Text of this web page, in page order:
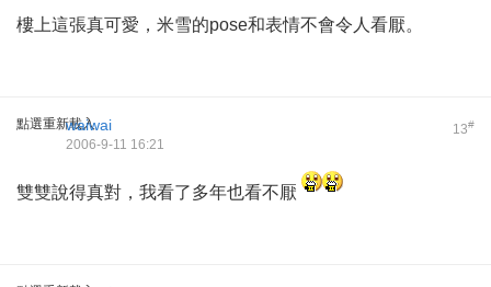
樓上這張真可愛，米雪的pose和表情不會令人看厭。
點選重新載入 13#
waiwai
2006-9-11 16:21
雙雙說得真對，我看了多年也看不厭